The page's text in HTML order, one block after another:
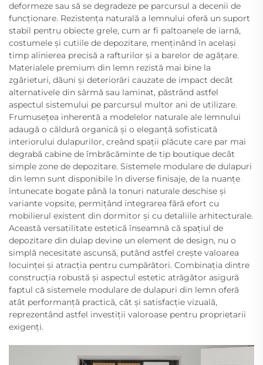
deformeze sau să se degradeze pe parcursul a decenii de
funcționare. Rezistența naturală a lemnului oferă un suport
stabil pentru obiecte grele, cum ar fi paltoanele de iarnă,
costumele și cutiile de depozitare, menținând în același
timp alinierea precisă a rafturilor și a barelor de agățare.
Materialele premium din lemn rezistă mai bine la
zgârieturi, dăuni și deteriorări cauzate de impact decât
alternativele din sârmă sau laminat, păstrând astfel
aspectul sistemului pe parcursul multor ani de utilizare.
Frumusețea inherentă a modelelor naturale ale lemnului
adaugă o căldură organică și o eleganță sofisticată
interiorului dulapurilor, creând spații plăcute care par mai
degrabă cabine de îmbrăcăminte de tip boutique decât
simple zone de depozitare. Sistemele modulare de dulapuri
din lemn sunt disponibile în diverse finisaje, de la nuanțe
întunecate bogate până la tonuri naturale deschise și
variante vopsite, permițând integrarea fără efort cu
mobilierul existent din dormitor și cu detaliile arhitecturale.
Această versatilitate estetică înseamnă că spațiul de
depozitare din dulap devine un element de design, nu o
simplă necesitate ascunsă, putând astfel crește valoarea
locuinței și atracția pentru cumpărători. Combinația dintre
construcția robustă și aspectul estetic atrăgător asigură
faptul că sistemele modulare de dulapuri din lemn oferă
atât performanță practică, cât și satisfacție vizuală,
reprezentând astfel investiții valoroase pentru proprietarii
exigenți.